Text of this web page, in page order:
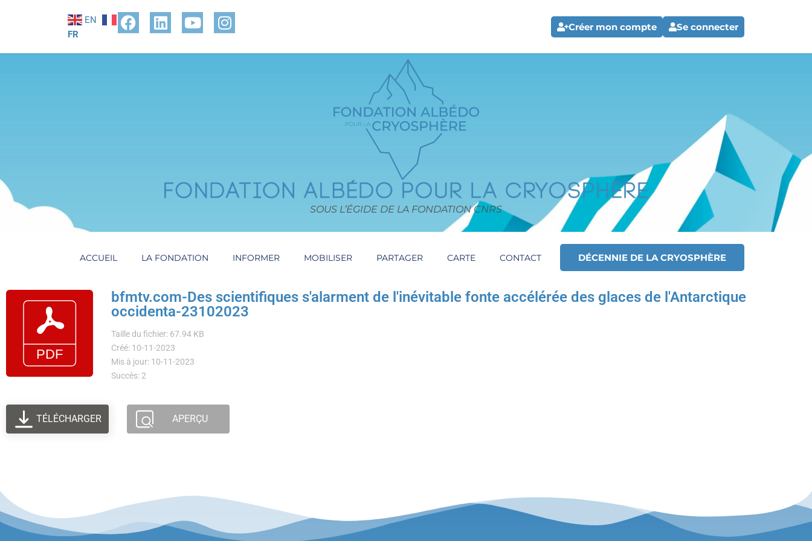
EN
FR
Créer mon compte Se connecter
SOUS L’ÉGIDE DE LA FONDATION CNRS
ACCUEIL LA FONDATION INFORMER MOBILISER PARTAGER CARTE CONTACT DÉCENNIE DE LA CRYOSPHÈRE
bfmtv.com-Des scientifiques s'alarment de l'inévitable fonte accélérée des glaces de l'Antarctique
occidenta-23102023
Taille du fichier: 67.94 KB
Créé: 10-11-2023
Mis à jour: 10-11-2023
Succès: 2
TÉLÉCHARGER APERÇU